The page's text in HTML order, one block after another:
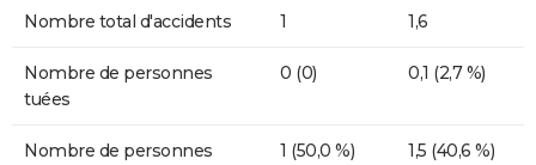
Nombre total d'accidents 1 1,6
Nombre de personnes
tuées
0 (0) 0,1 (2,7 %)
Nombre de personnes
1 (50,0 %) 1,5 (40,6 %)